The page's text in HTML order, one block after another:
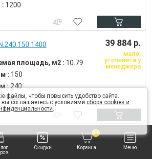
Скидки Корзина
0
Меню
: 1200
площадь, м2 : 10.79
: 150
:240
:1400
39 884 р.
мало,
уточняйте у
менеджера
площадь, м2 :
44 658 р.
мало,
файлы, чтобы повысить удобство сайта.
соглашаетесь с условиями сбора cookies и
.